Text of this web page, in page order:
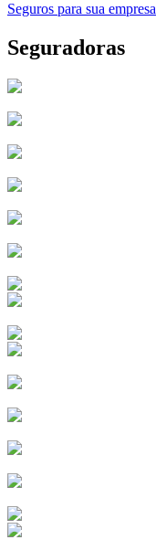
Seguros para sua empresa
Seguradoras